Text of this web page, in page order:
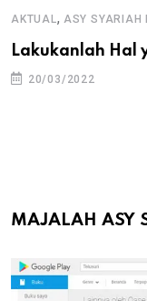
AKTUAL, ASY SYARIAH
Lakukanlah Hal
20/03/2022
MAJALAH ASY